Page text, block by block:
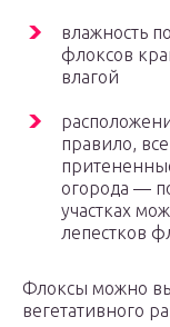
влажность
флоксов
влагой
правило,
огорода —
участках
лепестков
Флоксы можно
вегетативного